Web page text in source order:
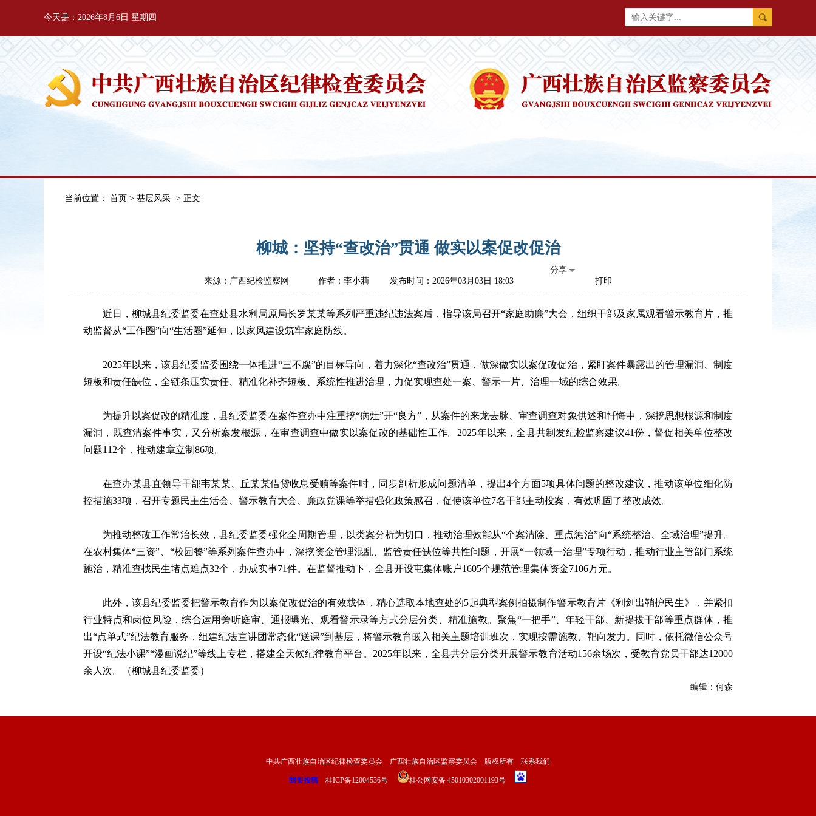
今天是：2026年8月6日 星期四
当前位置： 首页 > 基层风采 -> 正文
柳城：坚持“查改治”贯通 做实以案促改促治
来源：广西纪检监察网 作者：李小莉 发布时间：2026年03月03日 18:03
分享
打印
近日，柳城县纪委监委在查处县水利局原局长罗某某等系列严重违纪违法案后，指导该局召开“家庭助廉”大会，组织干部及家属观看警示教育片，推
动监督从“工作圈”向“生活圈”延伸，以家风建设筑牢家庭防线。
2025年以来，该县纪委监委围绕一体推进“三不腐”的目标导向，着力深化“查改治”贯通，做深做实以案促改促治，紧盯案件暴露出的管理漏洞、制度
短板和责任缺位，全链条压实责任、精准化补齐短板、系统性推进治理，力促实现查处一案、警示一片、治理一域的综合效果。
为提升以案促改的精准度，县纪委监委在案件查办中注重挖“病灶”开“良方”，从案件的来龙去脉、审查调查对象供述和忏悔中，深挖思想根源和制度
漏洞，既查清案件事实，又分析案发根源，在审查调查中做实以案促改的基础性工作。2025年以来，全县共制发纪检监察建议41份，督促相关单位整改
问题112个，推动建章立制86项。
在查办某县直领导干部韦某某、丘某某借贷收息受贿等案件时，同步剖析形成问题清单，提出4个方面5项具体问题的整改建议，推动该单位细化防
控措施33项，召开专题民主生活会、警示教育大会、廉政党课等举措强化政策感召，促使该单位7名干部主动投案，有效巩固了整改成效。
为推动整改工作常治长效，县纪委监委强化全周期管理，以类案分析为切口，推动治理效能从“个案清除、重点惩治”向“系统整治、全域治理”提升。
在农村集体“三资”、“校园餐”等系列案件查办中，深挖资金管理混乱、监管责任缺位等共性问题，开展“一领域一治理”专项行动，推动行业主管部门系统
施治，精准查找民生堵点难点32个，办成实事71件。在监督推动下，全县开设屯集体账户1605个规范管理集体资金7106万元。
此外，该县纪委监委把警示教育作为以案促改促治的有效载体，精心选取本地查处的5起典型案例拍摄制作警示教育片《利剑出鞘护民生》，并紧扣
行业特点和岗位风险，综合运用旁听庭审、通报曝光、观看警示录等方式分层分类、精准施教。聚焦“一把手”、年轻干部、新提拔干部等重点群体，推
出“点单式”纪法教育服务，组建纪法宣讲团常态化“送课”到基层，将警示教育嵌入相关主题培训班次，实现按需施教、靶向发力。同时，依托微信公众号
开设“纪法小课”“漫画说纪”等线上专栏，搭建全天候纪律教育平台。2025年以来，全县共分层分类开展警示教育活动156余场次，受教育党员干部达12000
余人次。（柳城县纪委监委）
编辑：何森
中共广西壮族自治区纪律检查委员会 广西壮族自治区监察委员会 版权所有 联系我们
我要投稿 桂ICP备12004536号 桂公网安备 45010302001193号